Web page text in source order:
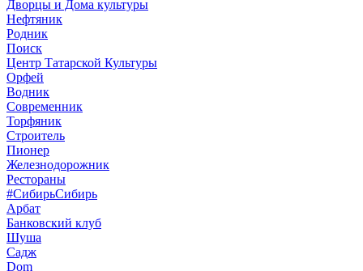
Дворцы и Дома культуры
Нефтяник
Родник
Поиск
Центр Татарской Культуры
Орфей
Водник
Современник
Торфяник
Строитель
Пионер
Железнодорожник
Рестораны
#СибирьСибирь
Арбат
Банковский клуб
Шуша
Садж
Dom